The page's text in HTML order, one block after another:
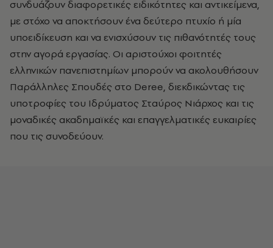
συνδυάζουν διαφορετικές ειδικότητες και αντικείμενα,
με στόχο να αποκτήσουν ένα δεύτερο πτυχίο ή μία
υποειδίκευση και να ενισχύσουν τις πιθανότητές τους
στην αγορά εργασίας. Οι αριστούχοι φοιτητές
ελληνικών πανεπιστημίων μπορούν να ακολουθήσουν
Παράλληλες Σπουδές στο Deree, διεκδικώντας τις
υποτροφίες του Ιδρύματος Σταύρος Νιάρχος και τις
μοναδικές ακαδημαϊκές και επαγγελματικές ευκαιρίες
που τις συνοδεύουν.